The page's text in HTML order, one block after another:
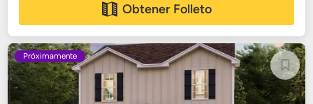
Obtener Folleto
Próximamente